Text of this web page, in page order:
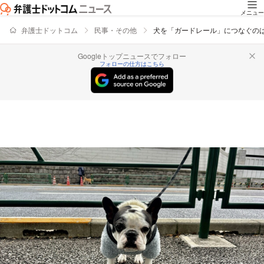
メニュー
弁護士ドットコム 民事・その他 犬を「ガードレール」につなぐの
Googleトップニュースでフォロー
フォローの仕方はこちら